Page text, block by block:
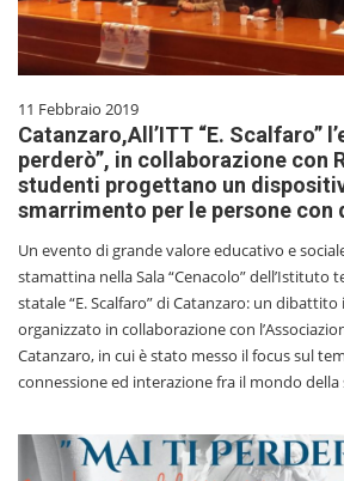
11 Febbraio 2019
Catanzaro,All’ITT “E. Scalfaro”
perderò”, in collaborazione con
studenti progettano un
smarrimento per le persone con
Un evento di grande valore educativo e
stamattina nella Sala “Cenacolo” dell’Istituto
statale “E. Scalfaro” di Catanzaro: un
organizzato in collaborazione con
Catanzaro, in cui è stato messo il focus sul
connessione ed interazione fra il mondo